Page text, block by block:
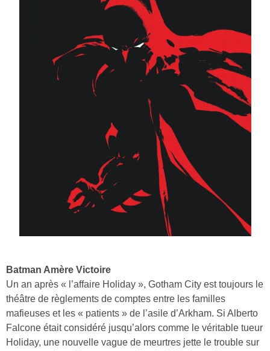
Batman Amère Victoire
Un an après « l’affaire Holiday », Gotham City est toujours le
théâtre de règlements de comptes entre les familles
mafieuses et les « patients » de l’asile d’Arkham. Si Alberto
Falcone était considéré jusqu’alors comme le véritable tueur
Holiday, une nouvelle vague de meurtres jette le trouble sur